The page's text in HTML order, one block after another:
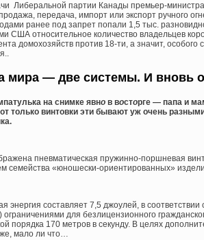
Либеральной партии Канады премьер-
передача, импорт или экспорт ручного
ранее под запрет попали 1,5 тыс.
США относительное количество владельцев
домохозяйств против 18-ти, а значит,
мира — две системы. И вновь
на снимке явно в восторге — папа и
только винтовки эти бывают уж очень
пневматическая пружинно-поршневая
семейства «юношески-ориентированных»
энергия составляет 7,5 джоулей, в
ограничениями для безлицензионного
порядка 170 метров в секунду. В целях
мало ли что…